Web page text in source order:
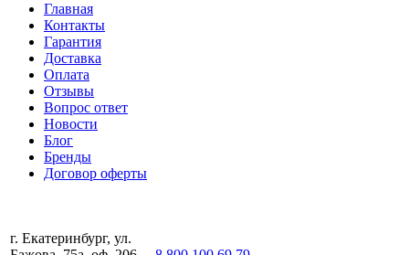
Главная
Контакты
Гарантия
Доставка
Оплата
Отзывы
Вопрос ответ
Новости
Блог
Бренды
Договор оферты
г. Екатеринбург, ул.